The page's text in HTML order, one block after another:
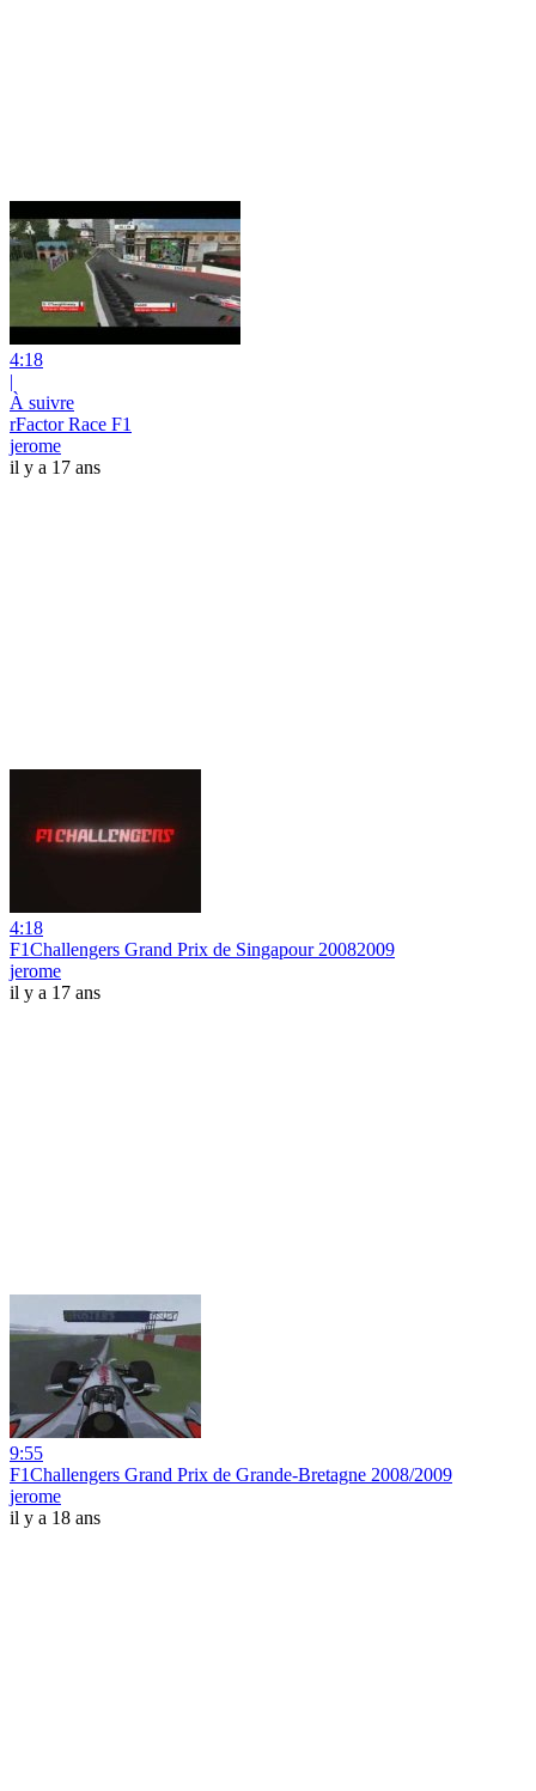
4:18
|
À suivre
rFactor Race F1
jerome
il y a 17 ans
4:18
F1Challengers Grand Prix de Singapour 20082009
jerome
il y a 17 ans
9:55
F1Challengers Grand Prix de Grande-Bretagne 2008/2009
jerome
il y a 18 ans